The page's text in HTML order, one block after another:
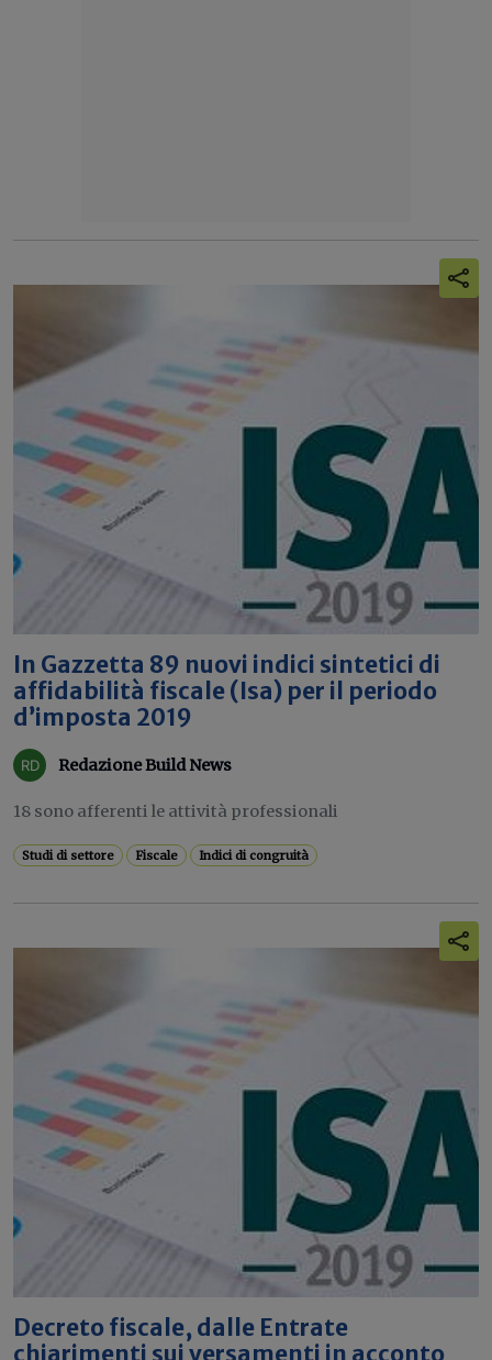
In Gazzetta 89 nuovi indici sintetici di
affidabilità fiscale (Isa) per il periodo
d’imposta 2019
Redazione Build News
18 sono afferenti le attività professionali
Studi di settore Fiscale Indici di congruità
Decreto fiscale, dalle Entrate